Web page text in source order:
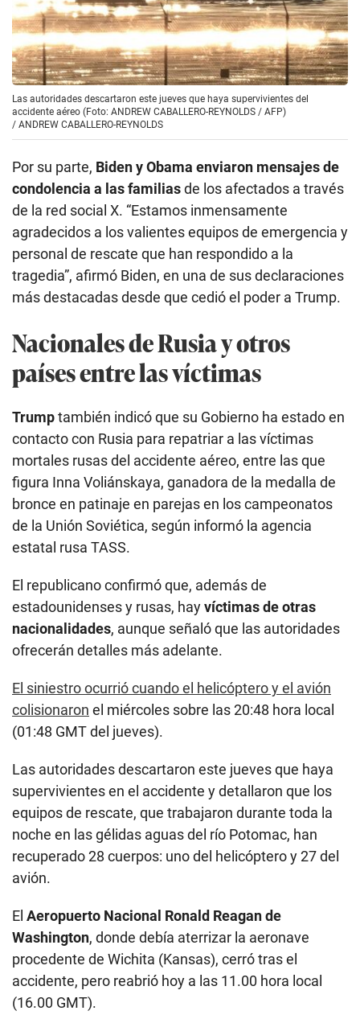
Las autoridades descartaron este jueves que haya supervivientes del
accidente aéreo (Foto: ANDREW CABALLERO-REYNOLDS / AFP)
/ ANDREW CABALLERO-REYNOLDS
Por su parte, Biden y Obama enviaron mensajes de
condolencia a las familiasde los afectados a través
de la red social X. “Estamos inmensamente
agradecidos a los valientes equipos de emergencia y
personal de rescate que han respondido a la
tragedia”, afirmó Biden, en una de sus declaraciones
más destacadas desde que cedió el poder a Trump.
Nacionales de Rusia y otros
países entre las víctimas
Trumptambién indicó que su Gobierno ha estado en
contacto con Rusia para repatriar a las víctimas
mortales rusas del accidente aéreo, entre las que
figura Inna Voliánskaya, ganadora de la medalla de
bronce en patinaje en parejas en los campeonatos
de la Unión Soviética, según informó la agencia
estatal rusa TASS.
El republicano confirmó que, además de
estadounidenses y rusas, hayvíctimas de otras
nacionalidades, aunque señaló que las autoridades
ofrecerán detalles más adelante.
El siniestro ocurrió cuando el helicóptero y el avión
colisionaron el miércoles sobre las 20:48 hora local
(01:48 GMT del jueves).
Las autoridades descartaron este jueves que haya
supervivientes en el accidente y detallaron que los
equipos de rescate, que trabajaron durante toda la
noche en las gélidas aguas del río Potomac, han
recuperado 28 cuerpos: uno del helicóptero y 27 del
avión.
El Aeropuerto Nacional Ronald Reagan de
Washington, donde debía aterrizar la aeronave
procedente de Wichita (Kansas), cerró tras el
accidente, pero reabrió hoy a las 11.00 hora local
(16.00 GMT).